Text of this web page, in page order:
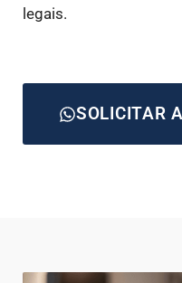
legais.
SOLICITAR